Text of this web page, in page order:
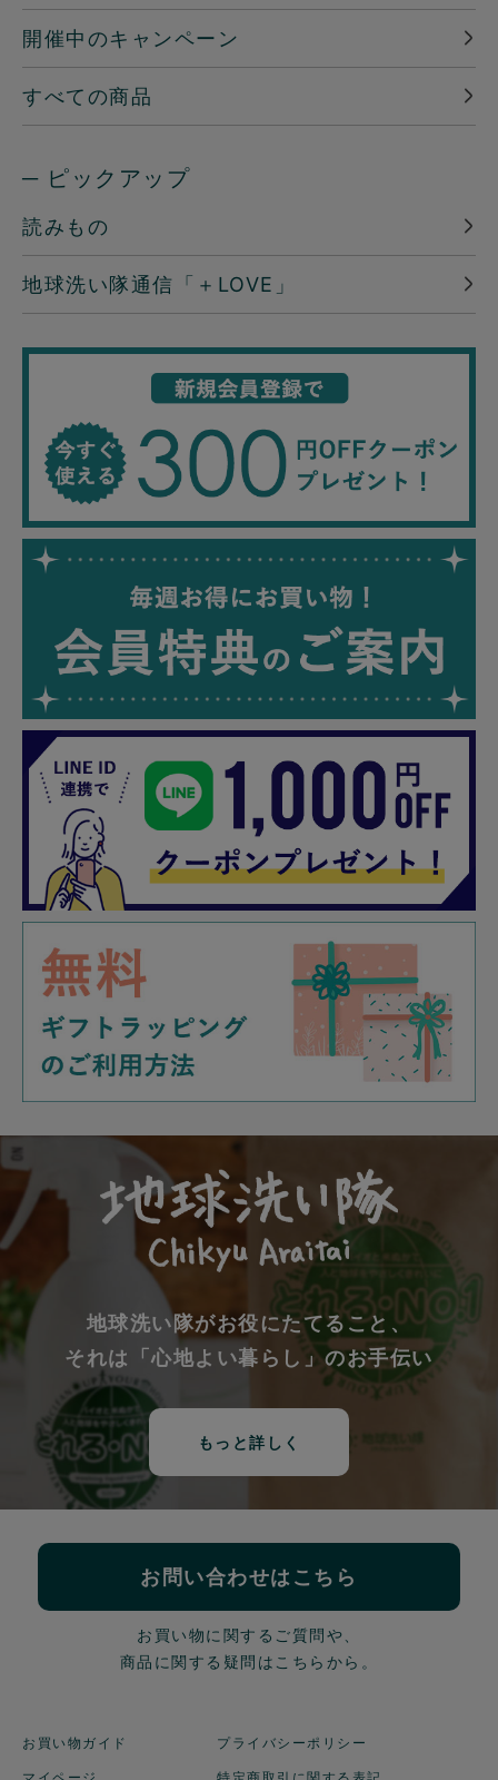
開催中のキャンペーン
すべての商品
─ ピックアップ
読みもの
地球洗い隊通信「＋LOVE」
地球洗い隊がお役にたてること、
それは「心地よい暮らし」のお手伝い
もっと詳しく
お問い合わせはこちら
お買い物に関するご質問や、
商品に関する疑問はこちらから。
お買い物ガイド プライバシーポリシー